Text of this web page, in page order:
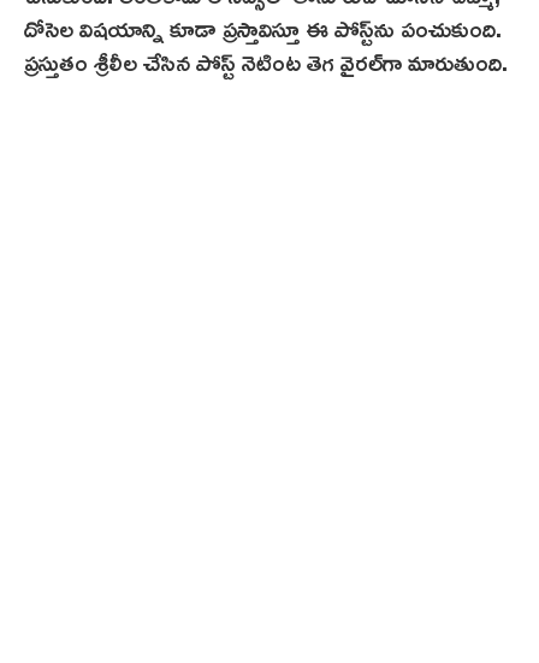
దోసెల‌ విషయాన్ని కూడా ప్రస్తావిస్తూ ఈ పోస్ట్‌ను పంచుకుంది.
ప్రస్తుతం శ్రీ‌లీల చేసిన పోస్ట్ నెటింట తెగ వైరల్‌గా మారుతుంది.